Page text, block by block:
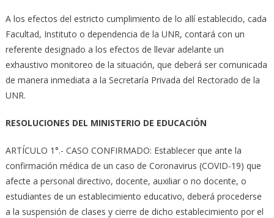
A los efectos del estricto cumplimiento de lo allí establecido, cada
Facultad, Instituto o dependencia de la UNR, contará con un
referente designado a los efectos de llevar adelante un
exhaustivo monitoreo de la situación, que deberá ser comunicada
de manera inmediata a la Secretaría Privada del Rectorado de la
UNR.
RESOLUCIONES DEL MINISTERIO DE EDUCACIÓN
ARTÍCULO 1°.- CASO CONFIRMADO: Establecer que ante la
confirmación médica de un caso de Coronavirus (COVID-19) que
afecte a personal directivo, docente, auxiliar o no docente, o
estudiantes de un establecimiento educativo, deberá procederse
a la suspensión de clases y cierre de dicho establecimiento por el